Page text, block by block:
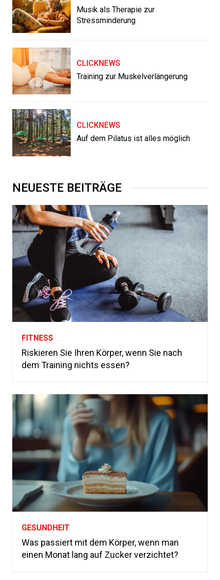
Musik als Therapie zur
Stressminderung
CLICKNEWS
Training zur Muskelverlängerung
CLICKNEWS
Auf dem Pilatus ist alles möglich
NEUESTE BEITRÄGE
FITNESS
Riskieren Sie Ihren Körper, wenn Sie nach
dem Training nichts essen?
GESUNDHEIT
Was passiert mit dem Körper, wenn man
einen Monat lang auf Zucker verzichtet?